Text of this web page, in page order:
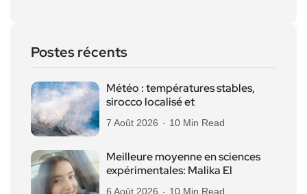
Postes récents
Météo : températures stables,
sirocco localisé et
7 Août 2026 10 Min Read
Meilleure moyenne en sciences
expérimentales: Malika El
6 Août 2026 10 Min Read